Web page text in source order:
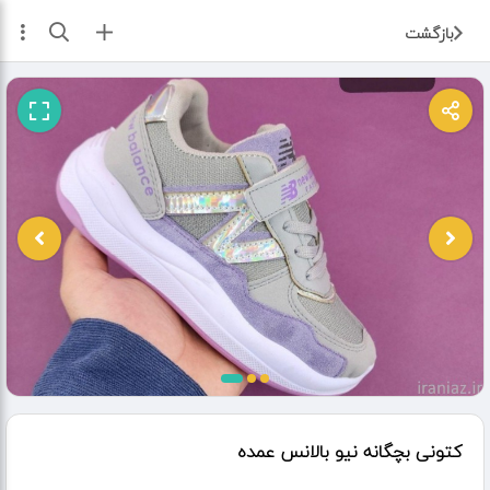
بازگشت ثبت آگهی
کتونی بچگانه نیو بالانس عمده